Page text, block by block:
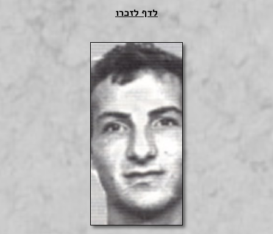
לדף לזכרו